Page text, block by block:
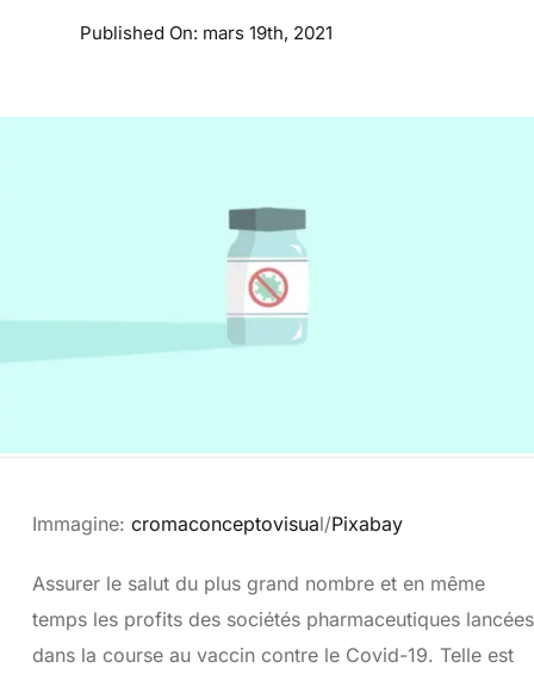
Published On: mars 19th, 2021
Immagine: cromaconceptovisual/Pixabay
Assurer le salut du plus grand nombre et en même
temps les profits des sociétés pharmaceutiques lancées
dans la course au vaccin contre le Covid-19. Telle est